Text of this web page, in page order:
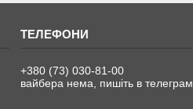
+380 (73) 030-81-00
вайбера нема, пишіть в телеграм